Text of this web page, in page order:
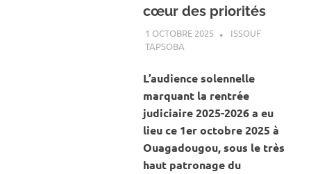
cœur des priorités
1 OCTOBRE 2025
ISSOUF
TAPSOBA
L’audience solennelle
marquant la rentrée
judiciaire 2025-2026 a eu
lieu ce 1er octobre 2025 à
Ouagadougou, sous le très
haut patronage du